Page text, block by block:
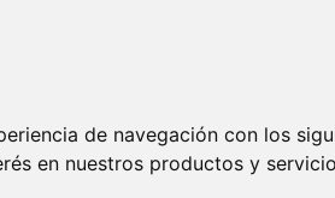
de navegación con los
en nuestros productos y